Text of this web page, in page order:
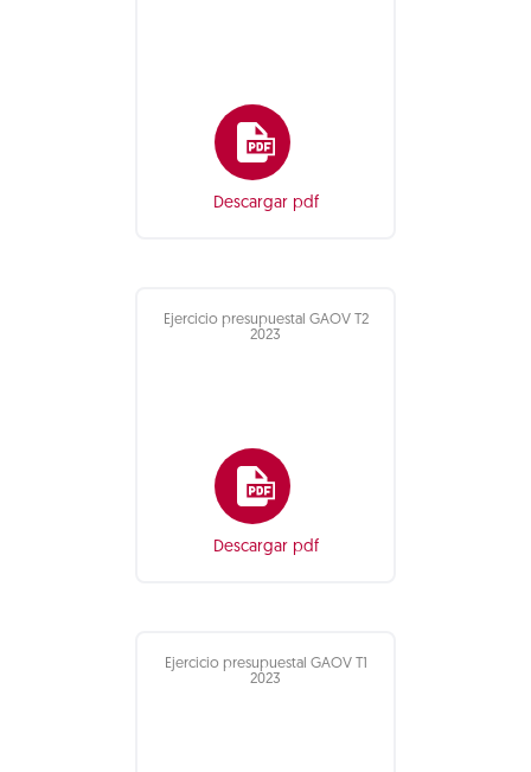
Descargar pdf
Ejercicio presupuestal GAOV T2
2023
Descargar pdf
Ejercicio presupuestal GAOV T1
2023